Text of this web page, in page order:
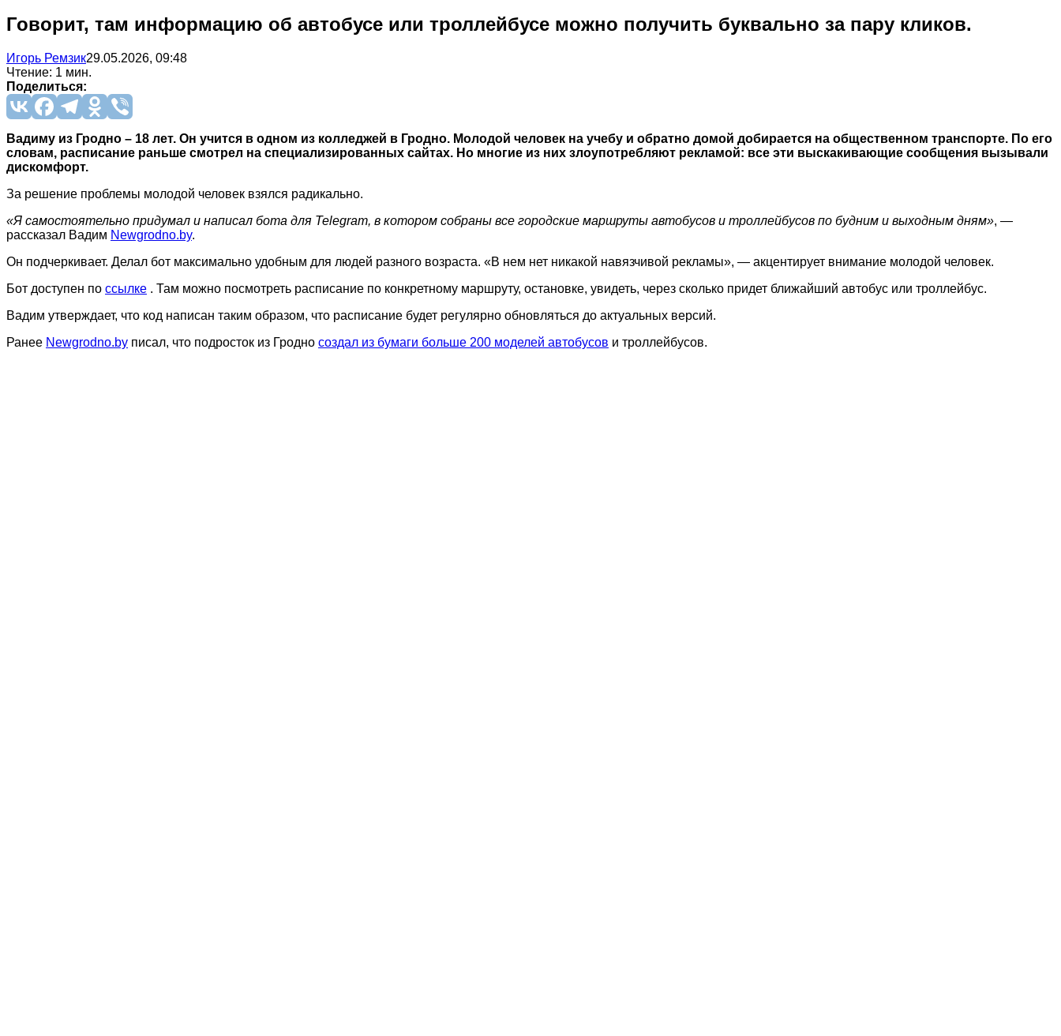
Говорит, там информацию об автобусе или троллейбусе можно получить буквально за пару кликов.
Игорь Ремзик29.05.2026, 09:48
Чтение: 1 мин.
Поделиться:
Вадиму из Гродно – 18 лет. Он учится в одном из колледжей в Гродно. Молодой человек на учебу и обратно домой добирается на общественном транспорте. По его
словам, расписание раньше смотрел на специализированных сайтах. Но многие из них злоупотребляют рекламой: все эти выскакивающие сообщения вызывали
дискомфорт.
За решение проблемы молодой человек взялся радикально.
«Я самостоятельно придумал и написал бота для Telegram, в котором собраны все городские маршруты автобусов и троллейбусов по будним и выходным дням», —
рассказал Вадим Newgrodno.by.
Он подчеркивает. Делал бот максимально удобным для людей разного возраста. «В нем нет никакой навязчивой рекламы», — акцентирует внимание молодой человек.
Бот доступен по ссылке . Там можно посмотреть расписание по конкретному маршруту, остановке, увидеть, через сколько придет ближайший автобус или троллейбус.
Вадим утверждает, что код написан таким образом, что расписание будет регулярно обновляться до актуальных версий.
Ранее Newgrodno.by писал, что подросток из Гродно создал из бумаги больше 200 моделей автобусов и троллейбусов.